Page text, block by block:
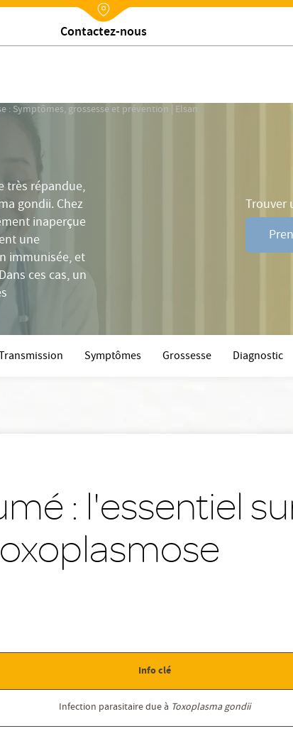
Nx:Annuaire
Trouver un établissement
: Symptômes, grossesse et prévention | Elsan
très répandue,
gondii. Chez
inaperçue
une
immunisée, et
ces cas, un
Trouver
Symptômes Grossesse Diagnostic
Grossesse
: l'essentiel
Info clé
Infection parasitaire due à Toxoplasma gondii